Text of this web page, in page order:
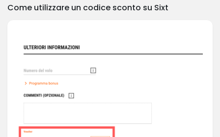
Come utilizzare un codice sconto su Sixt